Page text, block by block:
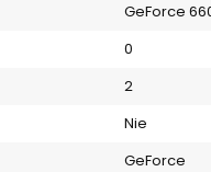
GeForce
0
2
Nie
GeForce